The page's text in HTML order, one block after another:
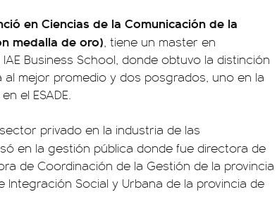
en Ciencias de la Comunicación de la
medalla de oro), tiene un master en
Business School, donde obtuvo la distinción
mejor promedio y dos posgrados, uno en la
el ESADE.
privado en la industria de las
en la gestión pública donde fue directora de
de Coordinación de la Gestión de la provincia
Integración Social y Urbana de la provincia de